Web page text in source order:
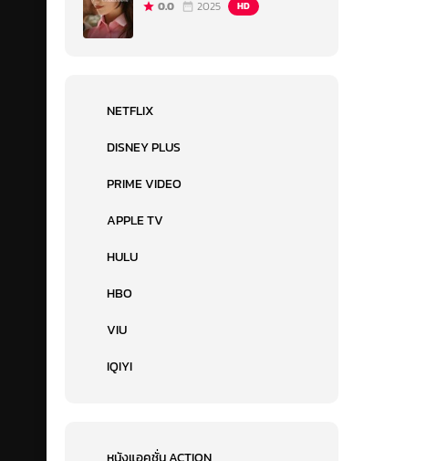
0.0 2025 HD
NETFLIX
DISNEY PLUS
PRIME VIDEO
APPLE TV
HULU
HBO
VIU
IQIYI